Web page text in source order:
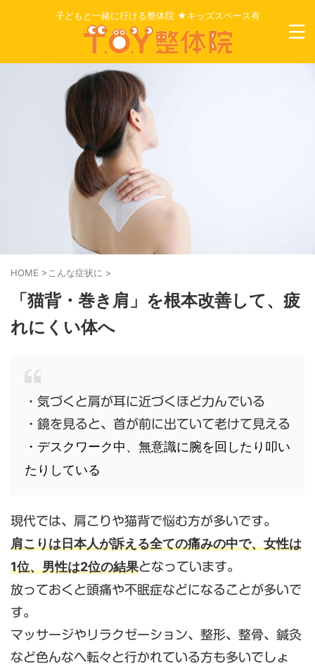
子どもと一緒に行ける整体院 ★キッズスペース有
HOME > こんな症状に >
「猫背・巻き肩」を根本改善して、疲
れにくい体へ
・気づくと肩が耳に近づくほど力んでいる
・鏡を見ると、首が前に出ていて老けて見える
・デスクワーク中、無意識に腕を回したり叩い
たりしている
現代では、肩こりや猫背で悩む方が多いです。
肩こりは日本人が訴える全ての痛みの中で、女性は
1位、男性は2位の結果となっています。
放っておくと頭痛や不眠症などになることが多いで
す。
マッサージやリラクゼーション、整形、整骨、鍼灸
など色んなへ転々と行かれている方も多いでしょ